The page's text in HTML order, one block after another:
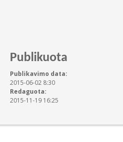
Publikuota
Publikavimo data:
2015-06-02 8:30
Redaguota:
2015-11-19 16:25